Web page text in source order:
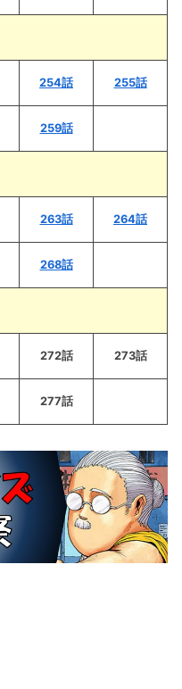
254話 255話
259話
263話 264話
268話
272話 273話
277話